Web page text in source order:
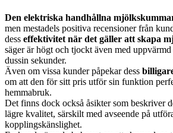
Den elektriska handhållna
men mestadels positiva recensioner från
dess effektivitet när det gäller att skapa
säger är högt och tjockt även med
dussin sekunder.
Även om vissa kunder påpekar dess
om att den för sitt pris utför sin funktion
hemmabruk.
Det finns dock också åsikter som beskriver
lägre kvalitet, särskilt med avseende på
kopplingskänslighet.